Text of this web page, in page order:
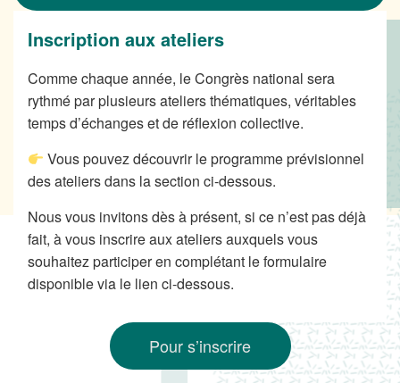
Inscription aux ateliers
Comme chaque année, le Congrès national sera
rythmé par plusieurs ateliers thématiques, véritables
temps d’échanges et de réflexion collective.
Vous pouvez découvrir le programme prévisionnel
des ateliers dans la section ci-dessous.
Nous vous invitons dès à présent, si ce n’est pas déjà
fait, à vous inscrire aux ateliers auxquels vous
souhaitez participer en complétant le formulaire
disponible via le lien ci-dessous.
Pour s’inscrire